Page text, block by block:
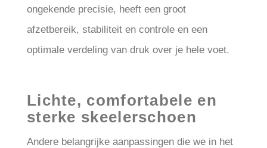
ongekende precisie, heeft een groot
afzetbereik, stabiliteit en controle en een
optimale verdeling van druk over je hele voet.
Lichte, comfortabele en
sterke skeelerschoen
Andere belangrijke aanpassingen die we in het